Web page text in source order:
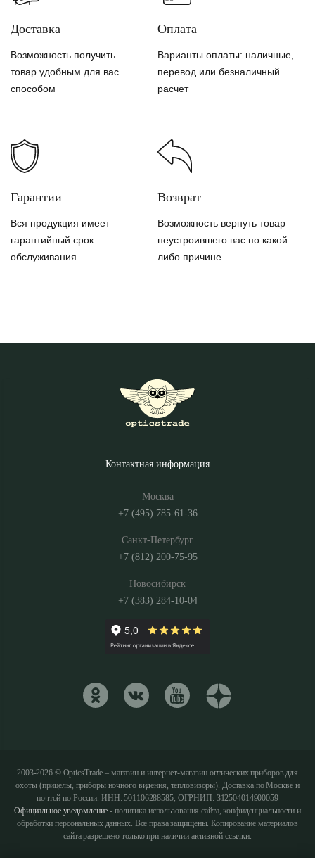
Доставка
Возможность получить
товар удобным для вас
способом
Оплата
Варианты оплаты: наличные,
перевод или безналичный
расчет
Гарантии
Вся продукция имеет
гарантийный срок
обслуживания
Возврат
Возможность вернуть товар
неустроившего вас по какой
либо причине
Контактная информация
Москва
+7 (495) 785-61-36
Санкт-Петербург
+7 (812) 200-75-95
Новосибирск
+7 (383) 284-10-04
2003-2026 © OpticsTrade – магазин и интернет-магазин оптических приборов для
охоты (прицелы, приборы ночного видения, тепловизоры). Доставка по Москве и
почтой по России. ИНН: 501106288585, ОГРНИП: 312504014900059
Официальное уведомление - политика использования сайта, конфиденциальности и
обработки персональных данных. Все права защищены. Копирование материалов
сайта разрешено только при наличии активной ссылки.